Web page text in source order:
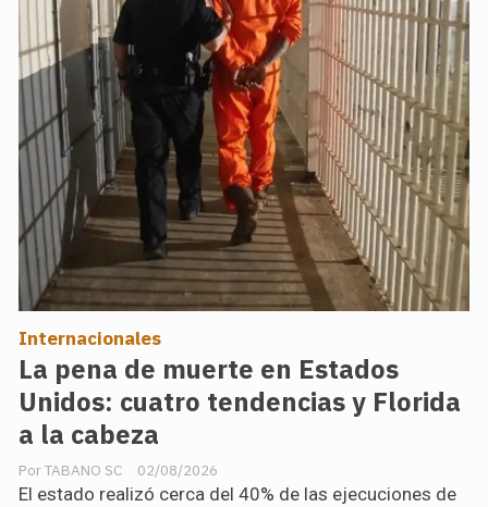
La pena de muerte en Estados
Unidos: cuatro tendencias y Florida
a la cabeza
TABANO SC
Internacionales
02/08/2026
El estado realizó cerca del 40% de las ejecuciones de